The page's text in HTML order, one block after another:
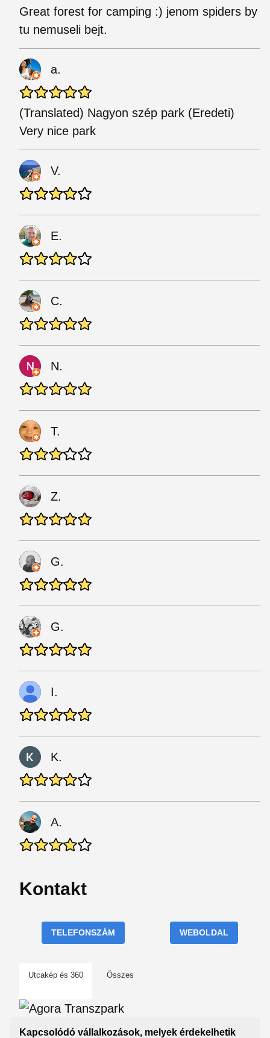
Great forest for camping :) jenom spiders by
tu nemuseli bejt.
a.
(Translated) Nagyon szép park (Eredeti)
Very nice park
V.
E.
C.
N.
T.
Z.
G.
G.
I.
K.
A.
Kontakt
TELEFONSZÁM WEBOLDAL
Utcakép és 360 Összes
Kapcsolódó vállalkozások, melyek érdekelhetik